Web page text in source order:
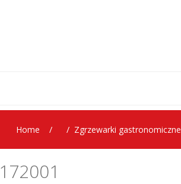
Home Zgrzewarki gastronomiczne